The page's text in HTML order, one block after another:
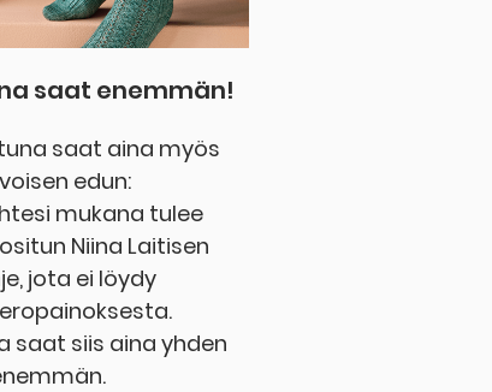
saat enemmän!
saat aina myös
edun:
mukana tulee
Niina Laitisen
jota ei löydy
saat siis aina yhden